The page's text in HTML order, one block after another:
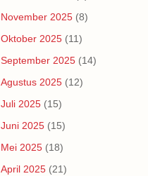
November 2025 (8)
Oktober 2025 (11)
September 2025 (14)
Agustus 2025 (12)
Juli 2025 (15)
Juni 2025 (15)
Mei 2025 (18)
April 2025 (21)